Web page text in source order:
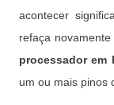
acontecer
refaça
processador em
um ou mais pinos